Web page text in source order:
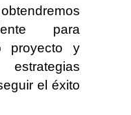
para
proyecto y
el éxito